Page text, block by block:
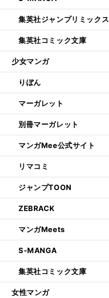
集英社ジャンプリミックス
集英社コミック文庫
少女マンガ
りぼん
マーガレット
別冊マーガレット
マンガMee公式サイト
リマコミ
ジャンプTOON
ZEBRACK
マンガMeets
S-MANGA
集英社コミック文庫
女性マンガ